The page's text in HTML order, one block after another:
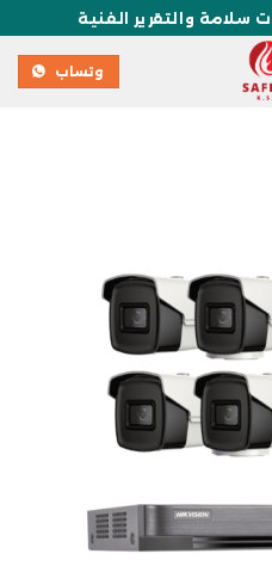
سلامة والتقرير الفنية
وتساب